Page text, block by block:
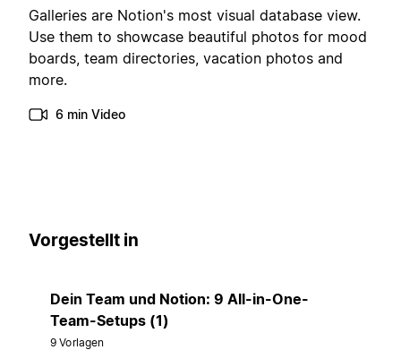
Galleries are Notion's most visual database view.
Use them to showcase beautiful photos for mood
boards, team directories, vacation photos and
more.
6 min Video
Vorgestellt in
Dein Team und Notion: 9 All-in-One-
Team-Setups (1)
9 Vorlagen